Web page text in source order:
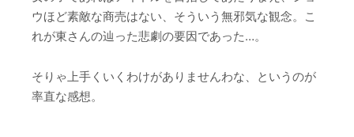
ウほど素敵な商売はない、そういう無邪気な観念。こ
れが東さんの辿った悲劇の要因であった…。
そりゃ上手くいくわけがありませんわな、というのが
率直な感想。